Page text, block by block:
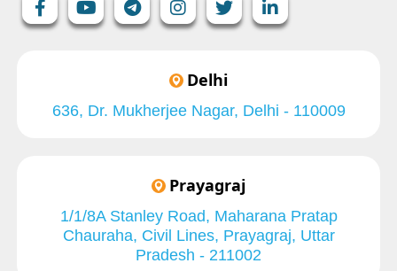
Delhi
636, Dr. Mukherjee Nagar, Delhi - 110009
Prayagraj
1/1/8A Stanley Road, Maharana Pratap
Chauraha, Civil Lines, Prayagraj, Uttar
Pradesh - 211002